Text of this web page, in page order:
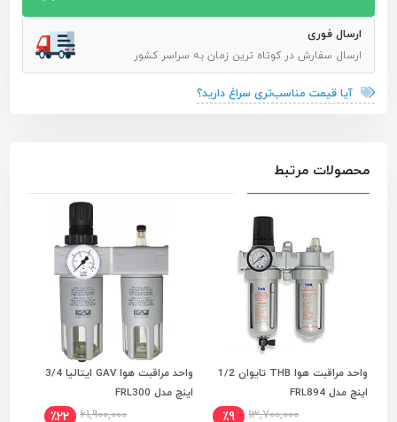
ارسال فوری
ارسال سفارش در کوتاه ترین زمان به سراسر کشور
آیا قیمت مناسب‌تری سراغ دارید؟
محصولات مرتبط
افزودن به سبد خرید
واحد مراقبت هوا THB تایوان 1/2
اینچ مدل FRL894
13,700,000 ٪9
افزودن به سبد خرید
واحد مراقبت هوا GAV ایتالیا 3/4
اینچ مدل FRL300
61,900,000 ٪22